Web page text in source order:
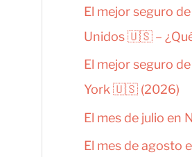
El mejor seguro
Unidos 🇺🇸 –
El mejor seguro
York 🇺🇸 (2026)
El mes de julio en
El mes de agosto